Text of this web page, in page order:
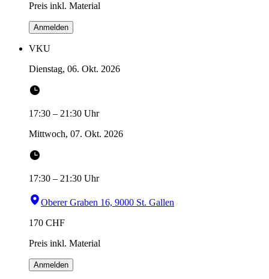
Preis inkl. Material
Anmelden
VKU
Dienstag, 06. Okt. 2026
17:30 – 21:30 Uhr
Mittwoch, 07. Okt. 2026
17:30 – 21:30 Uhr
Oberer Graben 16, 9000 St. Gallen
170 CHF
Preis inkl. Material
Anmelden